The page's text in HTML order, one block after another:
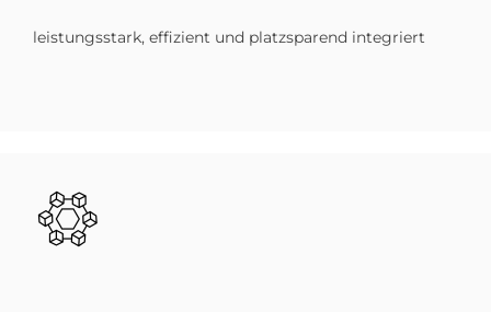
leistungsstark, effizient und platzsparend integriert
Bild